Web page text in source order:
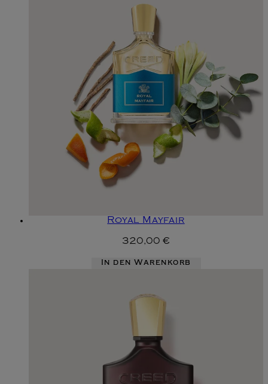
Royal Mayfair
320,00 €
In den Warenkorb